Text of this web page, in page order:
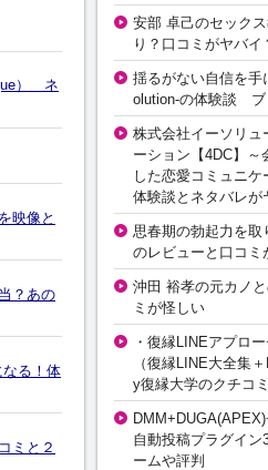
） ネ
映像と
？あの
る！体
ミと２
安部 卓己のセック
り？口コミがヤバイ
揺るがない自信を
olution-の体験談 ブ
株式会社イーソリュ
ーション【4DC】～
した恋愛コミュニ
体験談とネタバレが
思春期の勃起力を取
のレビューと口コミ
沖田 裕孝の元カノ
ミが怪しい
・復縁LINEアプロ
（復縁LINE大全集
y復縁大学のクチコ
自動投稿プラグイ
ームや評判